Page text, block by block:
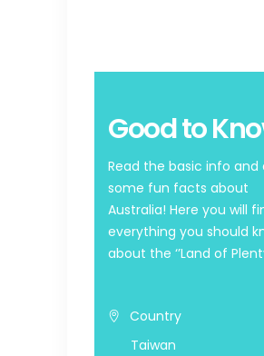
Good to
Read the basic info and
some fun facts about
Australia! Here you will
everything you should
about the ‘’Land of
Country
Taiwan